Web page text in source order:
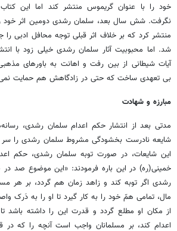
خود را با عنوان گریموس منتشر کند اما این
نگرفت. شش سال بعد، سلمان رشدی دومین اثر خود
منتشر کرد که بر خلاف اثر قبلی توجه محافل ادبی را
شد. اما محبوبیت آثار سلمان رشدی خیلی زود با
آیات شیطانی از بین رفت و اهانت به باورهای
بی تعهدی ساخت که حتی در زادگاهش هم حمایت
مبارزه و شهادت
مدتی بعد از انتشار حکم اعدام سلمان رشدی،
شایعه نادرست بخشودگی مشروط سلمان رشدی را سر
این شایعات، در صورت توبه سلمان رشدی، حکم
خمینى(ره) در این باره فرمودند: «این موضوع صد
رشدى اگر توبه کند و زاهد زمان هم گردد، بر هر
مال، تمامى همّ خود را به کار گیرد تا او را به دَرک
از مکان او مطلع گردد و قدرت این را داشته باشد تا
اعدام کند، بر مسلمانان واجب است آنچه را که در